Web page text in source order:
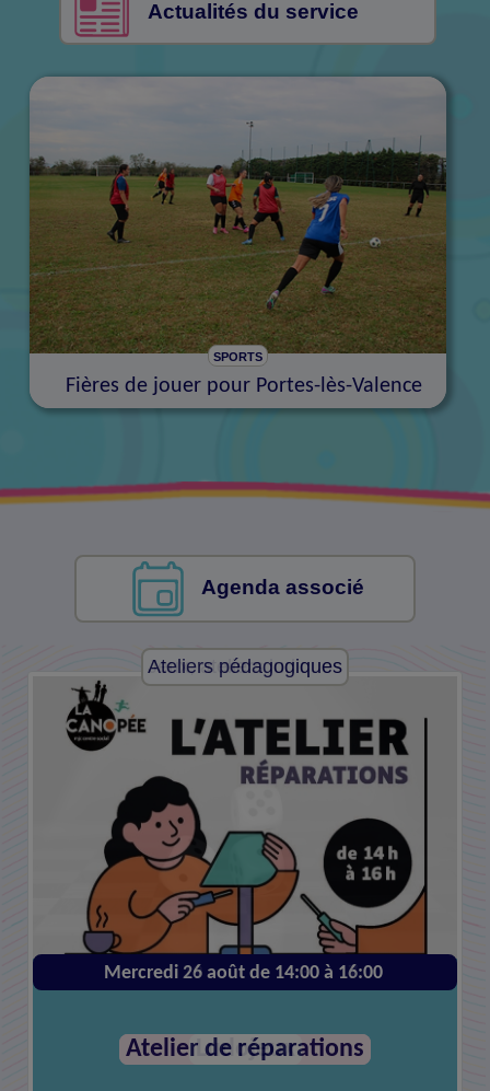
Actualités du service
SPORTS
Fières de jouer pour Portes-lès-Valence
Agenda associé
Ateliers pédagogiques
Mercredi 26 août de 14:00 à 16:00
Atelier de réparations